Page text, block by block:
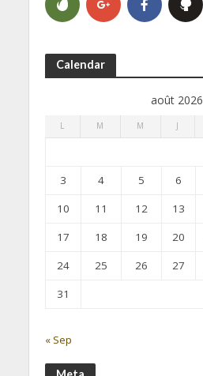
Calendar
août 2026
L M M J
3
4 5 6
10
11 12 13
17
18 19 20
24
25 26 27
31
« Sep